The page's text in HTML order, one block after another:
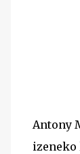
Antony